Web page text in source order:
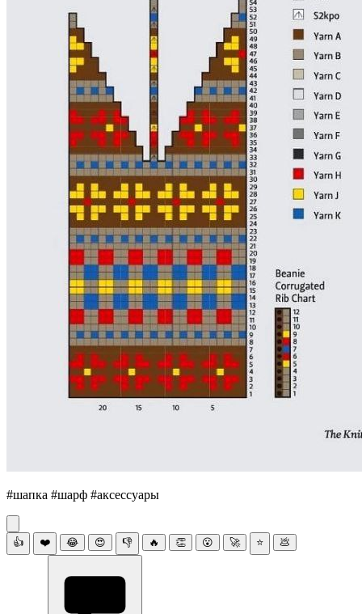
#шапка #шарф #аксессуары
👍 ❤️ 😂 😍 👎 🔥 👏 😮 🚀 ⭐ 💩